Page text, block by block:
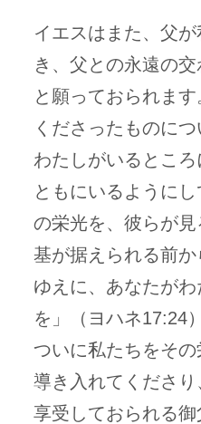
イエスはまた、父
き、父との永遠の
と願っておられま
くださったものにつ
わたしがいるとこ
ともにいるように
の栄光を、彼らが
基が据えられる前
ゆえに、あなたが
を」（ヨハネ17:24
ついに私たちをそ
導き入れてくださ
享受しておられる